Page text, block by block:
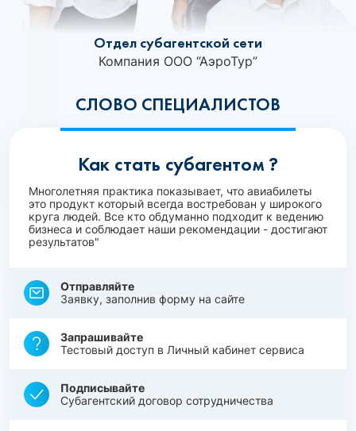
СЛОВО СПЕЦИАЛИСТОВ
Отдел субагентской сети
Компания ООО “АэроТур”
Как стать субагентом ?
Многолетняя практика показывает, что авиабилеты
это продукт который всегда востребован у широкого
круга людей. Все кто обдуманно подходит к ведению
бизнеса и соблюдает наши рекомендации - достигают
результатов"
Отправляйте
Заявку, заполнив форму на сайте
Запрашивайте
Тестовый доступ в Личный кабинет сервиса
Подписывайте
Субагентский договор сотрудничества